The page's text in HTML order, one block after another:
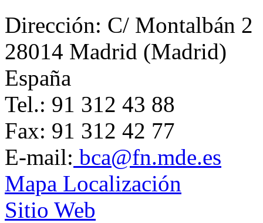
Dirección: C/ Montalbán 2
28014 Madrid (Madrid)
España
Tel.: 91 312 43 88
Fax: 91 312 42 77
E-mail: bca@fn.mde.es
Mapa Localización
Sitio Web